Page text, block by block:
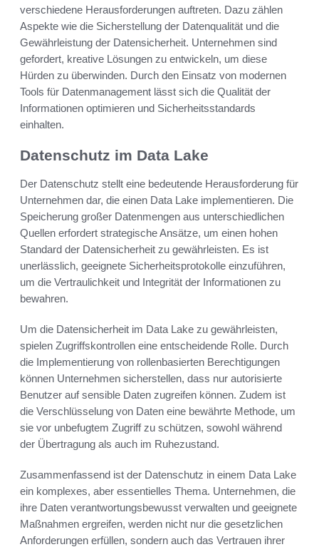
verschiedene Herausforderungen auftreten. Dazu zählen
Aspekte wie die Sicherstellung der Datenqualität und die
Gewährleistung der Datensicherheit. Unternehmen sind
gefordert, kreative Lösungen zu entwickeln, um diese
Hürden zu überwinden. Durch den Einsatz von modernen
Tools für Datenmanagement lässt sich die Qualität der
Informationen optimieren und Sicherheitsstandards
einhalten.
Datenschutz im Data Lake
Der Datenschutz stellt eine bedeutende Herausforderung für
Unternehmen dar, die einen Data Lake implementieren. Die
Speicherung großer Datenmengen aus unterschiedlichen
Quellen erfordert strategische Ansätze, um einen hohen
Standard der Datensicherheit zu gewährleisten. Es ist
unerlässlich, geeignete Sicherheitsprotokolle einzuführen,
um die Vertraulichkeit und Integrität der Informationen zu
bewahren.
Um die Datensicherheit im Data Lake zu gewährleisten,
spielen Zugriffskontrollen eine entscheidende Rolle. Durch
die Implementierung von rollenbasierten Berechtigungen
können Unternehmen sicherstellen, dass nur autorisierte
Benutzer auf sensible Daten zugreifen können. Zudem ist
die Verschlüsselung von Daten eine bewährte Methode, um
sie vor unbefugtem Zugriff zu schützen, sowohl während
der Übertragung als auch im Ruhezustand.
Zusammenfassend ist der Datenschutz in einem Data Lake
ein komplexes, aber essentielles Thema. Unternehmen, die
ihre Daten verantwortungsbewusst verwalten und geeignete
Maßnahmen ergreifen, werden nicht nur die gesetzlichen
Anforderungen erfüllen, sondern auch das Vertrauen ihrer